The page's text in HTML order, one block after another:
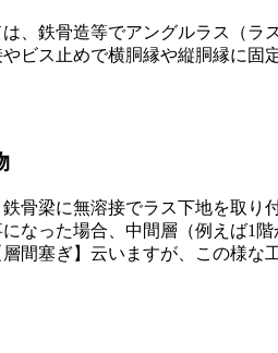
、鉄骨造等でアングルラス（ラ
ビス止めで横胴縁や縦胴縁に固
骨梁に無溶接でラス下地を取り
なった場合、中間層（例えば1
間塞ぎ】云いますが、この様な